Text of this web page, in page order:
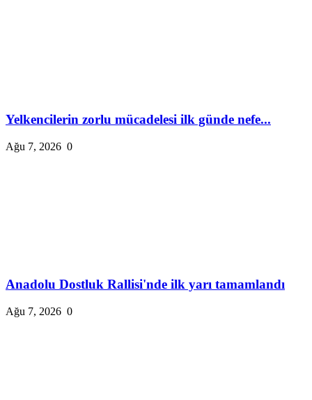
Yelkencilerin zorlu mücadelesi ilk günde nefe...
Ağu 7, 2026 0
Anadolu Dostluk Rallisi'nde ilk yarı tamamlandı
Ağu 7, 2026 0